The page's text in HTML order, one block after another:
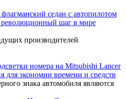
седан с автопилотом
шаг в мире
производителей
номера на Mitsubishi Lancer
для экономии времени и средств
знака автомобиля являются